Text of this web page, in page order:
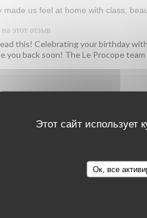
Этот сайт использует
Ок, все
made us feel at home with class,
этот отзыв
this! Celebrating your birthday
you back soon! The Le Procope team
2
этот отзыв
merci ! Savoir que tout vous a
! L'équipe du Procope
7